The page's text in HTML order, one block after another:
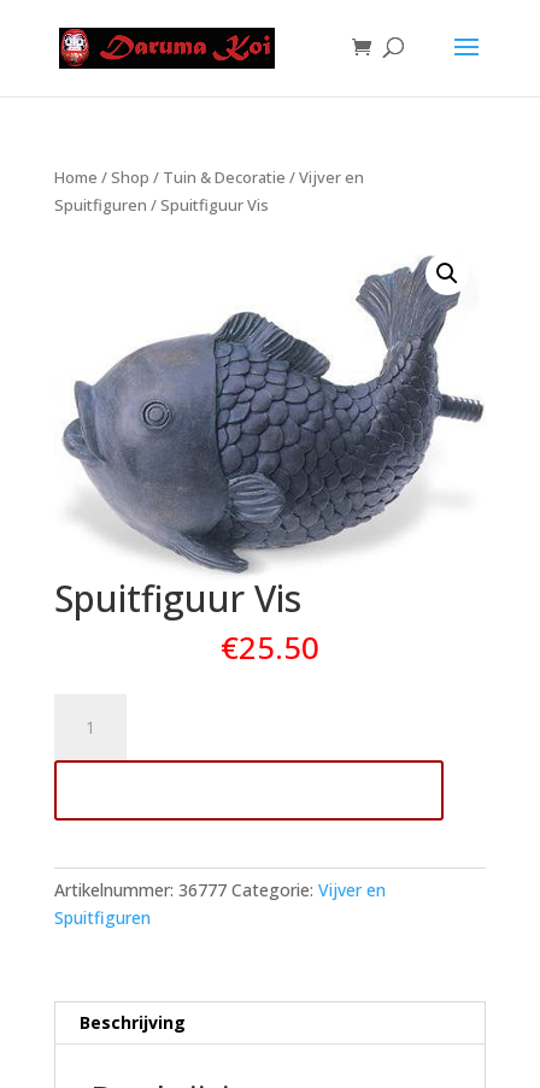
Home /Shop / Tuin & Decoratie /Vijver en
Spuitfiguren / Spuitfiguur Vis
Spuitfiguur Vis
€25.50
aantal
Artikelnummer: 36777 Categorie: Vijver en
Spuitfiguren
Beschrijving